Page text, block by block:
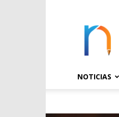
NOTICIAS